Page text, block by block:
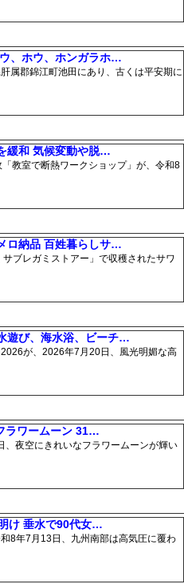
、ホウ、ホンガラホ…
属郡錦江町池田にあり、古くは平安期に
緩和 気候変動や脱…
教室で断熱ワークショップ」が、令和8
ロ納品 百姓暮らしサ…
ブレガミストアー」で収穫されたサワ
遊び、海水浴、ビーチ…
が、2026年7月20日、風光明媚な高
ラワームーン 31…
夜空にきれいなフラワームーンが輝い
け 垂水で90代女…
8年7月13日、九州南部は高気圧に覆わ